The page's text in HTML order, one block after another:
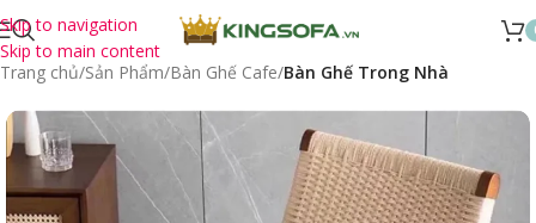
Skip to navigation
Skip to main content
Trang chủ Sản Phẩm Bàn Ghế Cafe Bàn Ghế Trong Nhà